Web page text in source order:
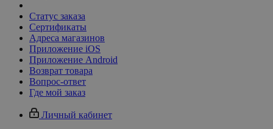
Статус заказа
Сертификаты
Адреса магазинов
Приложение iOS
Приложение Android
Возврат товара
Вопрос-ответ
Где мой заказ
Личный кабинет